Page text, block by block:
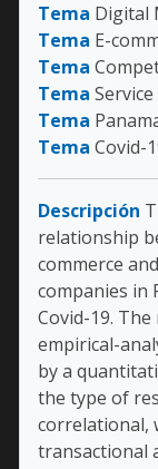
Tema Digital
Tema E-
Tema
Tema
Tema
Tema Covid-
Descripción
relationship
commerce
companies in
Covid-19.
empirical-
by a
the type of
correlational,
transactional